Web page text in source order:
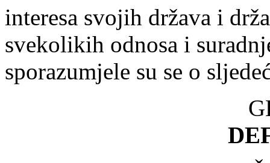
interesa svojih država i
svekolikih odnosa i
sporazumjele su se o